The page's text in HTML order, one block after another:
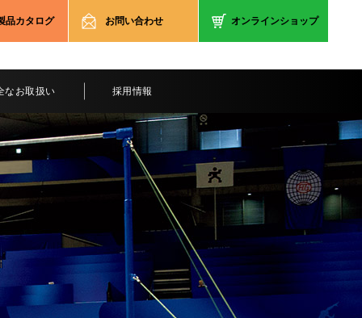
品カタログ お問い合わせ オンラインショップ
なお取扱い 採用情報